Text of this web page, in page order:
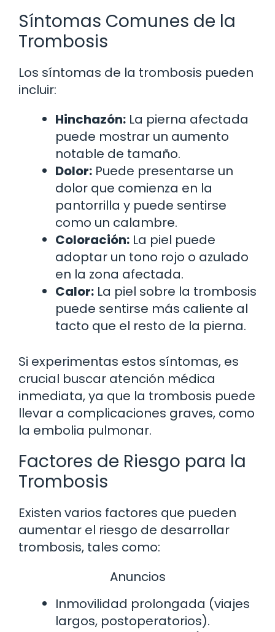
Síntomas Comunes de la
Trombosis
Los síntomas de la trombosis pueden
incluir:
Hinchazón: La pierna afectada
puede mostrar un aumento
notable de tamaño.
Dolor: Puede presentarse un
dolor que comienza en la
pantorrilla y puede sentirse
como un calambre.
Coloración: La piel puede
adoptar un tono rojo o azulado
en la zona afectada.
Calor: La piel sobre la trombosis
puede sentirse más caliente al
tacto que el resto de la pierna.
Si experimentas estos síntomas, es
crucial buscar atención médica
inmediata, ya que la trombosis puede
llevar a complicaciones graves, como
la embolia pulmonar.
Factores de Riesgo para la
Trombosis
Existen varios factores que pueden
aumentar el riesgo de desarrollar
trombosis, tales como:
Anuncios
Inmovilidad prolongada (viajes
largos, postoperatorios).